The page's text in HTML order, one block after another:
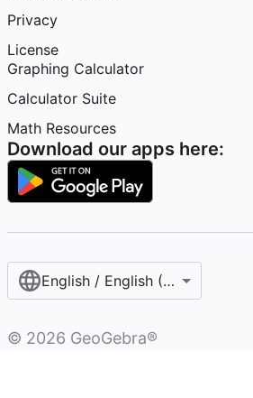
Privacy
License
Graphing Calculator
Calculator Suite
Math Resources
Download our apps here:
English / English (United States)
© 2026 GeoGebra®